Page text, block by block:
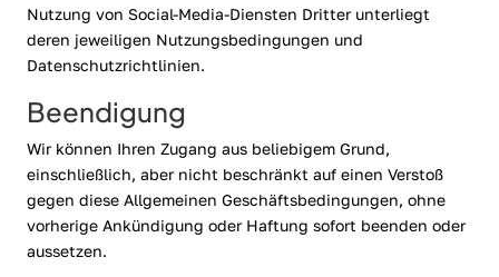
Nutzung von Social-Media-Diensten Dritter unterliegt
deren jeweiligen Nutzungsbedingungen und
Datenschutzrichtlinien.
Beendigung
Wir können Ihren Zugang aus beliebigem Grund,
einschließlich, aber nicht beschränkt auf einen Verstoß
gegen diese Allgemeinen Geschäftsbedingungen, ohne
vorherige Ankündigung oder Haftung sofort beenden oder
aussetzen.